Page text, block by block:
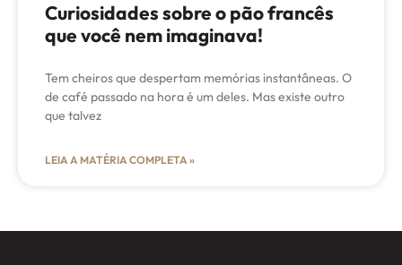
Curiosidades sobre o pão francês
que você nem imaginava!
Tem cheiros que despertam memórias instantâneas. O
de café passado na hora é um deles. Mas existe outro
que talvez
LEIA A MATÉRIA COMPLETA »